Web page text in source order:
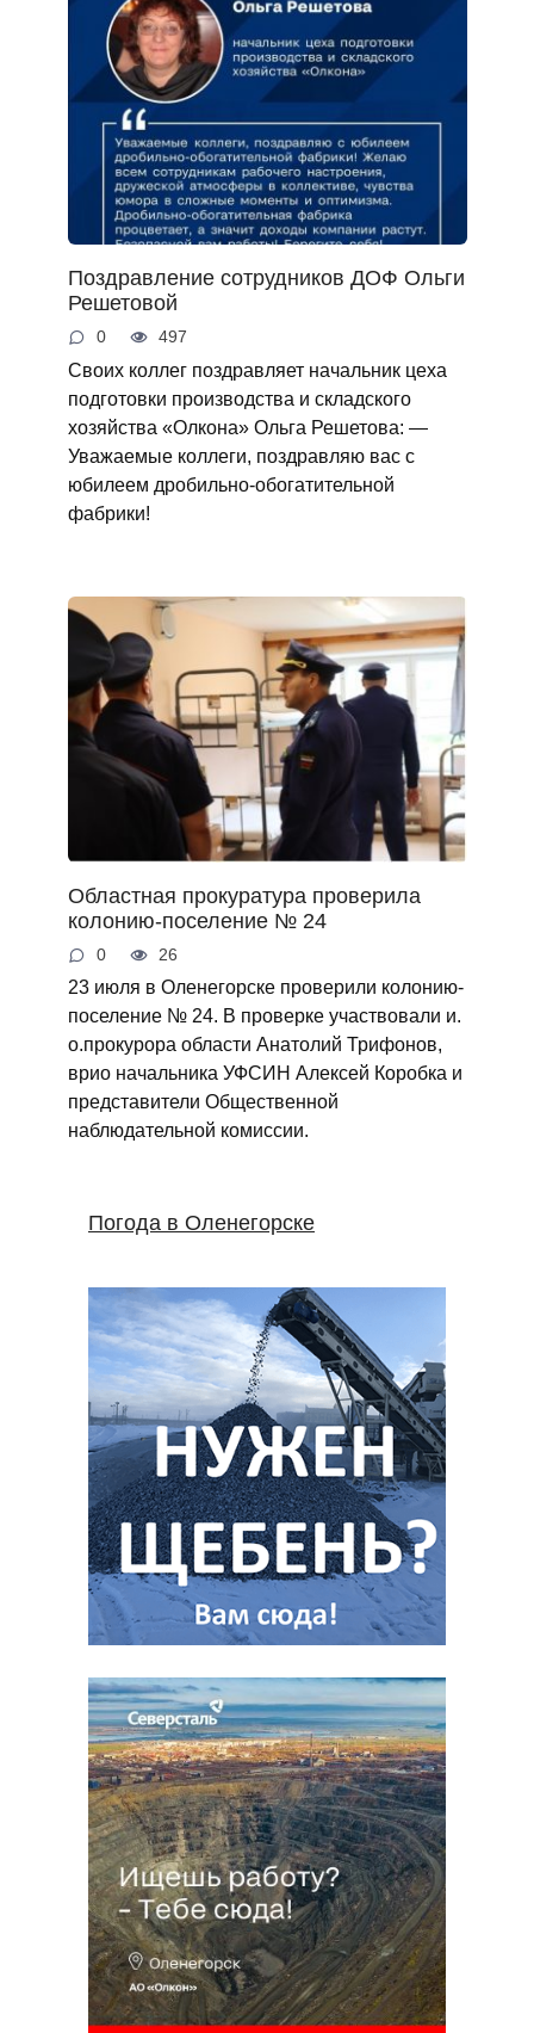
Поздравление сотрудников ДОФ Ольги
Решетовой
0 497
Своих коллег поздравляет начальник цеха
подготовки производства и складского
хозяйства «Олкона» Ольга Решетова: —
Уважаемые коллеги, поздравляю вас с
юбилеем дробильно-обогатительной
фабрики!
Областная прокуратура проверила
колонию-поселение № 24
0 26
23 июля в Оленегорске проверили колонию-
поселение № 24. В проверке участвовали и.
о.прокурора области Анатолий Трифонов,
врио начальника УФСИН Алексей Коробка и
представители Общественной
наблюдательной комиссии.
Погода в Оленегорске